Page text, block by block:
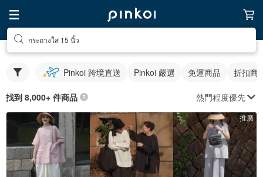
กระถางใส 15 นิ้ว
Pinkoi 跨境直送 Pinkoi 嚴選 免運商品 折扣商
找到 8,000+ 件商品 熱門程度優先
推廣